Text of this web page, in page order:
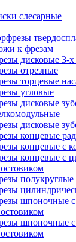
слесарные
к фрезам
дисковые 3-х
отрезные
торцевые
угловые
дисковые
дисковые
концевые
концевые с
концевые с
шпоночные с
шпоночные